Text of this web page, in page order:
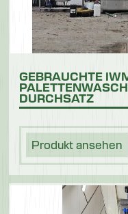
GEBRAUCHTE
DURCHSATZ
Produkt ansehen